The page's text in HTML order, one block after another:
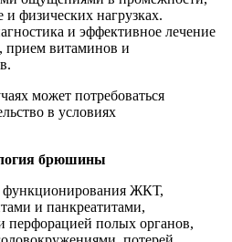
физических нагрузках.
и эффективное лечение
прием витаминов и
может потребоваться
в условиях
брюшины
функционирования ЖКТ,
и панкреатитами,
перфорацией полых органов,